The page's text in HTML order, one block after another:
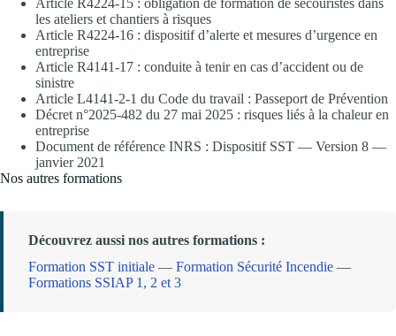
Article R4224-15 : obligation de formation de secouristes dans
les ateliers et chantiers à risques
Article R4224-16 : dispositif d’alerte et mesures d’urgence en
entreprise
Article R4141-17 : conduite à tenir en cas d’accident ou de
sinistre
Article L4141-2-1 du Code du travail : Passeport de Prévention
Décret n°2025-482 du 27 mai 2025 : risques liés à la chaleur en
entreprise
Document de référence INRS : Dispositif SST — Version 8 —
janvier 2021
Nos autres formations
Découvrez aussi nos autres formations :
Formation SST initiale — Formation Sécurité Incendie —
Formations SSIAP 1, 2 et 3